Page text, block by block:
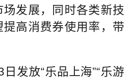
发展，同时各类新技
高消费券使用率，带
放“乐品上海”“乐游